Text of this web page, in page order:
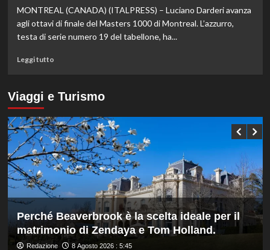
di
Mancini:
Bollini
manager,
Bonucci
i
collaboratori
MONTREAL (CANADA) (ITALPRESS) – Luciano Darderi avanza
agli ottavi di finale del Masters 1000 di Montreal. L’azzurro,
testa di serie numero 19 del tabellone, ha...
Leggi tuttoLeggi
su
Darderi
agli
ottavi
del
Masters
1000
di
Montreal,
Shang
in
tre
set
Viaggi e Turismo
Perché Beaverbrook è la scelta ideale per il
matrimonio di Zendaya e Tom Holland.
Redazione 8 Agosto 2026 : 5:45